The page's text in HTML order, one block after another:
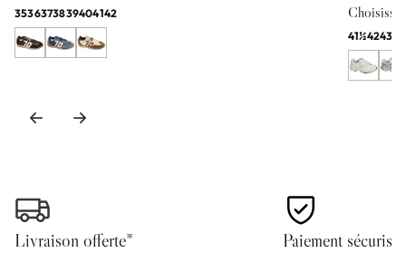
3536373839404142
41½4243
Livraison offerte* Paiement sécurisé